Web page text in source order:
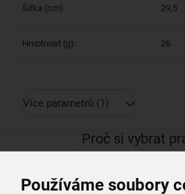
Používáme soubory
Šířka (cm): 29,5
Hmotnost (g): 26
Více parametrů (1)
Proč si vybrat
Doprava zdarma